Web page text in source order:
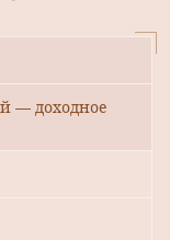
— доходное